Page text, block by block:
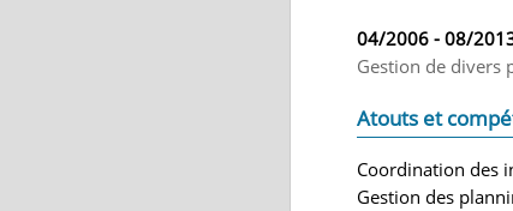
04/2006 - 08/
Gestion de divers
Atouts et
Coordination des
Gestion des